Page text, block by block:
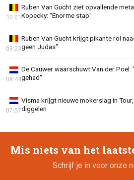
Ruben Van Gucht ziet opvallende
Kopecky: "Enorme stap"
10:01
Ruben Van Gucht krijgt pikante rol
geen Judas"
09:23
De Cauwer waarschuwt Van der Poel:
gehad"
08:44
Visma krijgt nieuwe mokerslag in
diggelen
07:57
Mis niets van het
Schrijf je in voor onze